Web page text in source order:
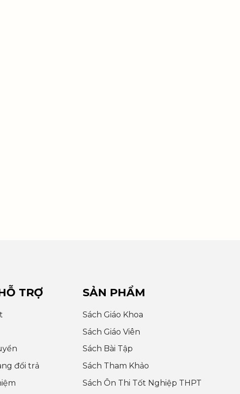
TRỢ
đổi trả
SẢN PHẨM
Sách Giáo Khoa
Sách Giáo Viên
Sách Bài Tập
Sách Tham Khảo
Sách Ôn Thi Tốt Nghiệp THPT